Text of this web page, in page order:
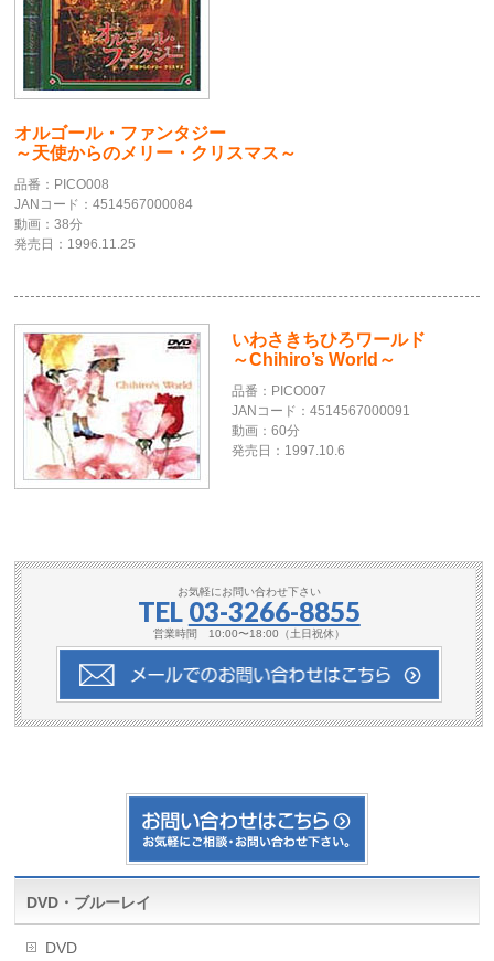
オルゴール・ファンタジー
～天使からのメリー・クリスマス～
品番：PICO008
JANコード：4514567000084
動画：38分
発売日：1996.11.25
いわさきちひろワールド
～Chihiro’s World～
品番：PICO007
JANコード：4514567000091
動画：60分
発売日：1997.10.6
お気軽にお問い合わせ下さい
TEL 03-3266-8855
営業時間 10:00〜18:00（土日祝休）
DVD・ブルーレイ
DVD